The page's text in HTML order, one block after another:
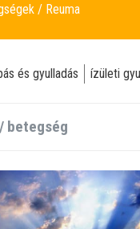
Reuma
és gyulladás ízületi